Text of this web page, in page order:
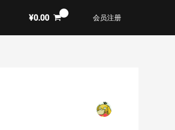
¥0.00 会员注册